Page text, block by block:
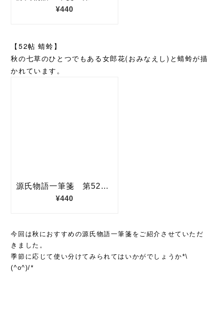
【52帖 蜻蛉】
秋の七草のひとつでもある女郎花(おみなえし)と蜻蛉が描
かれています。
今回は秋におすすめの源氏物語一筆箋をご紹介させていただ
きました。
季節に応じて使い分けてみられてはいかがでしょうか*\
(^o^)/*